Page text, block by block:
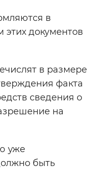
в
этих документов
в размере
факта
сведения о
на
уже
быть